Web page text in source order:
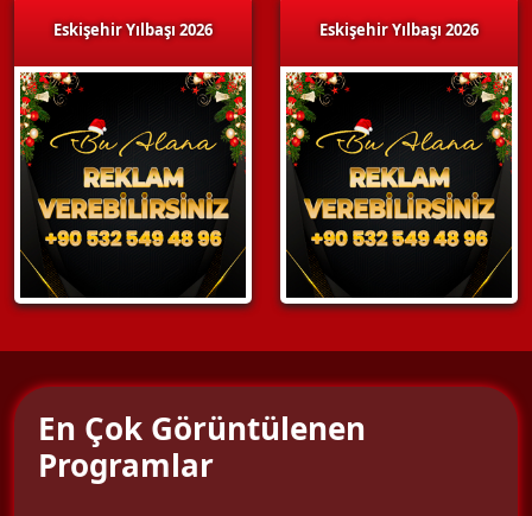
Eskişehir Yılbaşı 2026 Eskişehir Yılbaşı 2026
En Çok Görüntülenen
Programlar